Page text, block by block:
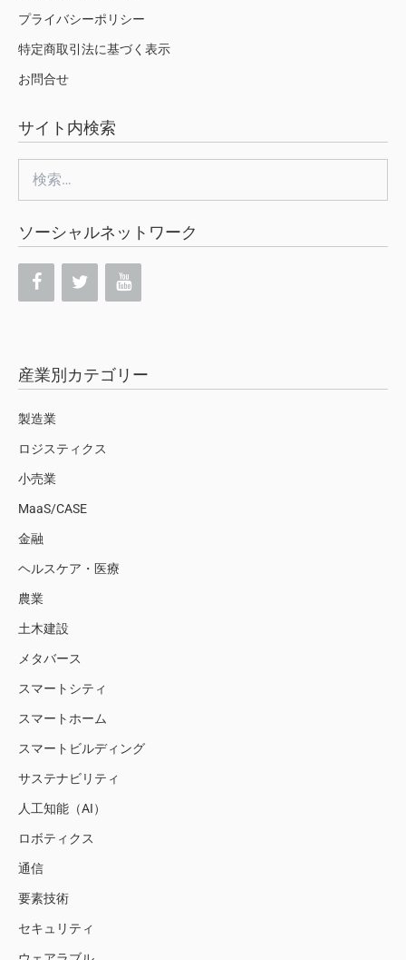
プライバシーポリシー
特定商取引法に基づく表示
お問合せ
サイト内検索
索:
ソーシャルネットワーク
産業別カテゴリー
製造業
ロジスティクス
小売業
MaaS/CASE
金融
ヘルスケア・医療
農業
土木建設
メタバース
スマートシティ
スマートホーム
スマートビルディング
サステナビリティ
人工知能（AI）
ロボティクス
通信
要素技術
セキュリティ